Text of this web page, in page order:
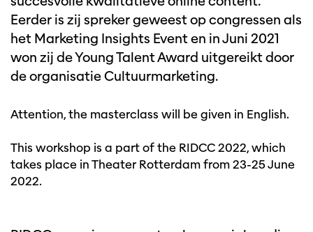
Eerder is zij spreker geweest op congressen als
het Marketing Insights Event en in Juni 2021
won zij de Young Talent Award uitgereikt door
de organisatie Cultuurmarketing.
Attention, the masterclass will be given in English.
This workshop is a part of the RIDCC 2022, which
takes place in Theater Rotterdam from 23-25 June
2022.